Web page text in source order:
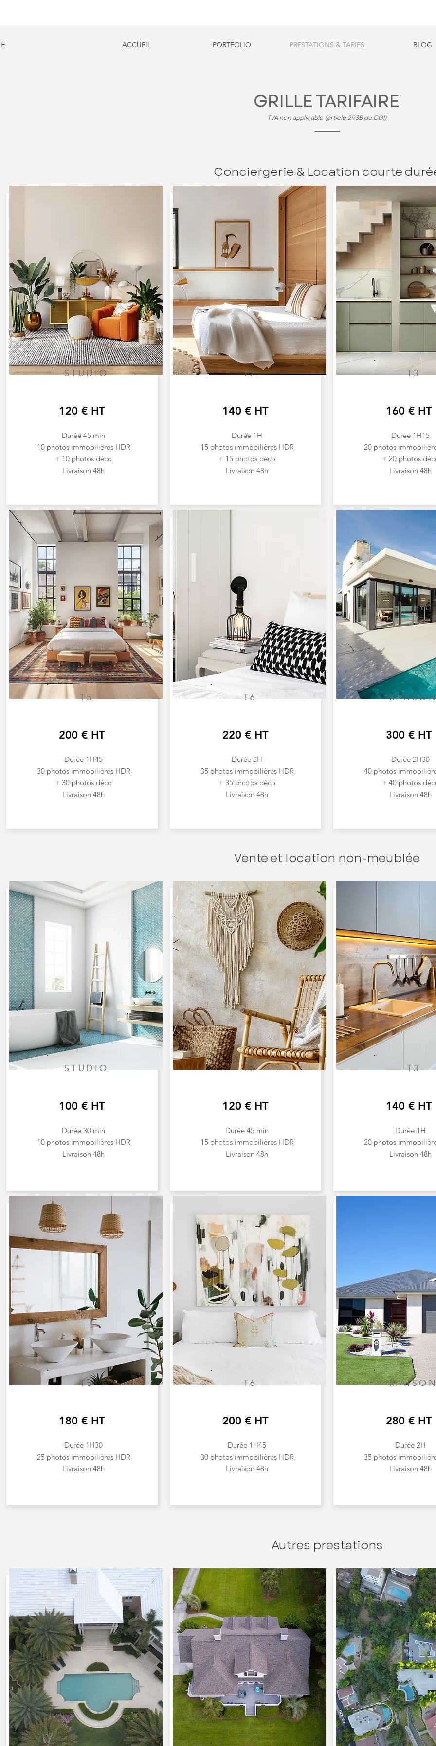
ACCUEIL PORTFOLIO PRESTATIONS & TARIFS BLOG
GRILLE TARIFAIRE
TVA non applicable (article 293B du CGI)
Conciergerie & Location courte
STUDIO
120 € HT
Durée 45 min
10 photos immobilières HDR
+ 10 photos déco
Livraison 48h
T5
200 € HT
Durée 1H45
30 photos immobilières HDR
+ 30 photos déco
Livraison 48h
T2
140 € HT
Durée 1H
15 photos immobilières HDR
+ 15 photos déco
Livraison 48h
T6
220 € HT
Durée 2H
35 photos immobilières HDR
+ 35 photos déco
Livraison 48h
T3
160 € HT
Durée 1H15
20 photos
+ 20 photos
Livraison 48h
300 € HT
Durée 2H30
40 photos
+ 40 photos
Livraison 48h
Vente et location non-meublée
STUDIO
100 € HT
Durée 30 min
10 photos immobilières HDR
Livraison 48h
T5
180 € HT
Durée 1H30
25 photos immobilières HDR
Livraison 48h
T2
120 € HT
Durée 45 min
15 photos immobilières HDR
Livraison 48h
T6
200 € HT
Durée 1H45
30 photos immobilières HDR
Livraison 48h
T3
140 € HT
Durée 1H
20 photos
Livraison 48h
280 € HT
Durée 2H
35 photos
Livraison 48h
Autres prestations